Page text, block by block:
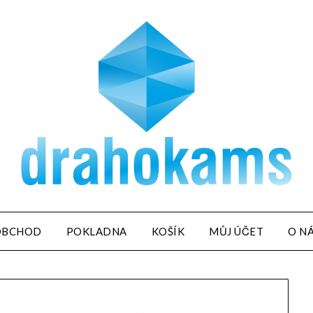
POKLADNA KOŠÍK MŮJ ÚČET O